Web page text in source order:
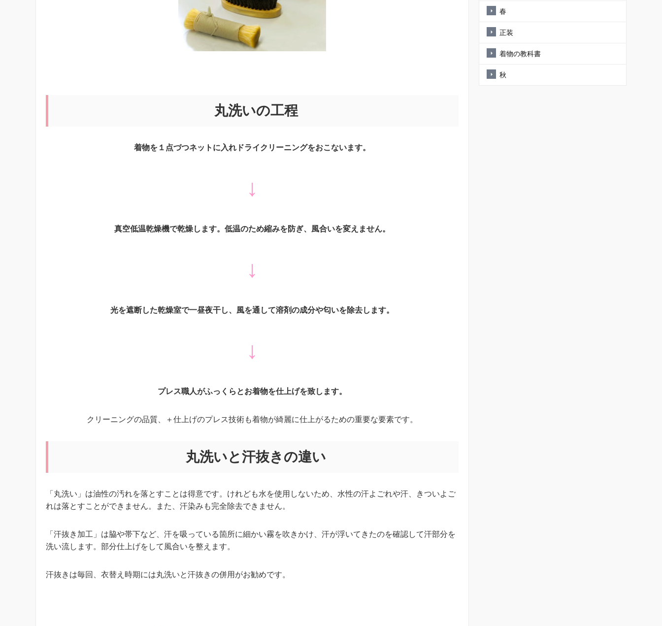
丸洗いの工程
着物を１点づつネットに入れドライクリーニングをおこないます。
↓
真空低温乾燥機で乾燥します。低温のため縮みを防ぎ、風合いを変えません。
↓
光を遮断した乾燥室で一昼夜干し、風を通して溶剤の成分や匂いを除去します。
↓
プレス職人がふっくらとお着物を仕上げを致します。
クリーニングの品質、＋仕上げのプレス技術も着物が綺麗に仕上がるための重要な要素です。
丸洗いと汗抜きの違い
「丸洗い」は油性の汚れを落とすことは得意です。けれども水を使用しないため、水性の汗よごれや汗、きついよご
れは落とすことができません。また、汗染みも完全除去できません。
「汗抜き加工」は脇や帯下など、汗を吸っている箇所に細かい霧を吹きかけ、汗が浮いてきたのを確認して汗部分を
洗い流します。部分仕上げをして風合いを整えます。
汗抜きは毎回、衣替え時期には丸洗いと汗抜きの併用がお勧めです。
春
正装
着物の教科書
秋